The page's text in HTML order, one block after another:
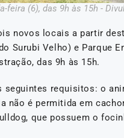
feira (6), das 9h às 15h -
novos locais a partir
Surubi Velho) e Parque
das 9h às 15h.
requisitos: o
não é permitida em
que possuem o